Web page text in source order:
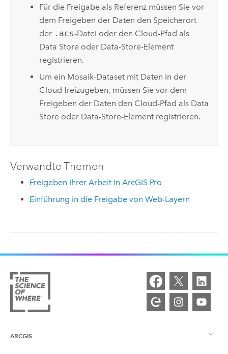
Für die Freigabe als Referenz müssen Sie vor
dem Freigeben der Daten den Speicherort
der .acs-Datei oder den Cloud-Pfad als
Data Store oder Data-Store-Element
registrieren.
Um ein Mosaik-Dataset mit Daten in der
Cloud freizugeben, müssen Sie vor dem
Freigeben der Daten den Cloud-Pfad als Data
Store oder Data-Store-Element registrieren.
Verwandte Themen
Freigeben Ihrer Arbeit in ArcGIS Pro
Einführung in die Freigabe von Web-Layern
ARCGIS